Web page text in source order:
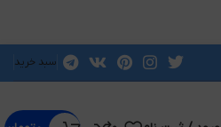
سبد خرید